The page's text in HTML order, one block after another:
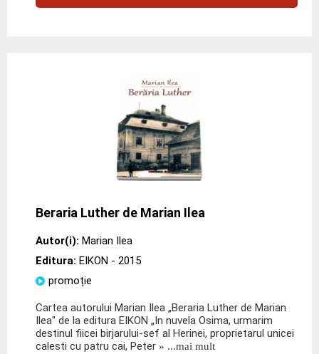
Beraria Luther de Marian Ilea
Autor(i): Marian Ilea
Editura: EIKON - 2015
promoție
Cartea autorului Marian Ilea „Beraria Luther de Marian
Ilea" de la editura EIKON „In nuvela Osima, urmarim
destinul fiicei birjarului-sef al Herinei, proprietarul unicei
calesti cu patru cai, Peter » ...mai mult